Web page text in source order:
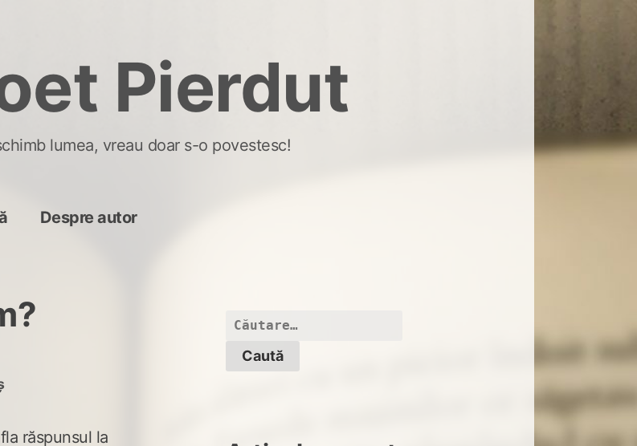
Pierdut
lumea, vreau doar s-o povestesc!
Despre autor
răspunsul la
Caută
după: